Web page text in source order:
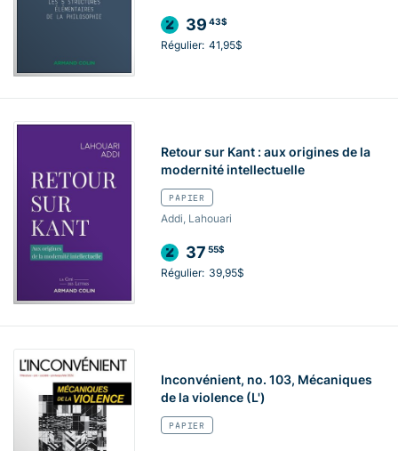
39 43$
Régulier: 41,95$
Retour sur Kant : aux origines de la
modernité intellectuelle
PAPIER
Addi, Lahouari
37 55$
Régulier: 39,95$
Inconvénient, no. 103, Mécaniques
de la violence (L')
PAPIER